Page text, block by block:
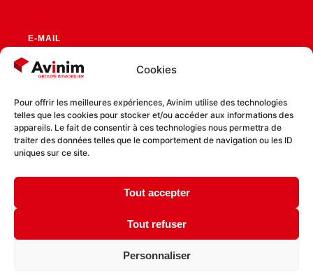
Cookies
Pour offrir les meilleures expériences, Avinim utilise des technologies
telles que les cookies pour stocker et/ou accéder aux informations des
appareils. Le fait de consentir à ces technologies nous permettra de
traiter des données telles que le comportement de navigation ou les ID
uniques sur ce site.
Tout accepter
Tout refuser
Personnaliser
E-MAIL
contact@avinim.fr
RESTEZ CONNECTÉ
Politique de cookies